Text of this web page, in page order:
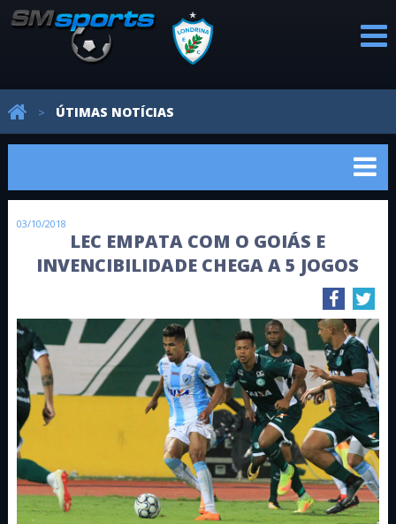
PROFISSIONALCATEGORIAS
DE BASE
> ÚTIMAS NOTÍCIAS
03/10/2018
LEC EMPATA COM O GOIÁS E
INVENCIBILIDADE CHEGA A 5 JOGOS